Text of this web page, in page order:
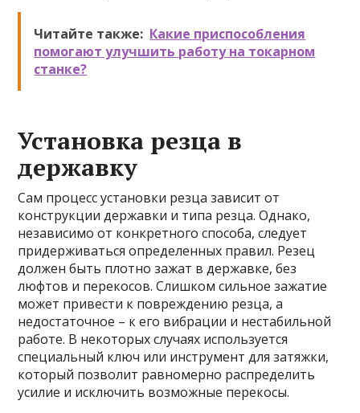
Читайте также: Какие приспособления
помогают улучшить работу на токарном
станке?
Установка резца в
державку
Сам процесс установки резца зависит от
конструкции державки и типа резца. Однако,
независимо от конкретного способа, следует
придерживаться определенных правил. Резец
должен быть плотно зажат в державке, без
люфтов и перекосов. Слишком сильное зажатие
может привести к повреждению резца, а
недостаточное – к его вибрации и нестабильной
работе. В некоторых случаях используется
специальный ключ или инструмент для затяжки,
который позволит равномерно распределить
усилие и исключить возможные перекосы.